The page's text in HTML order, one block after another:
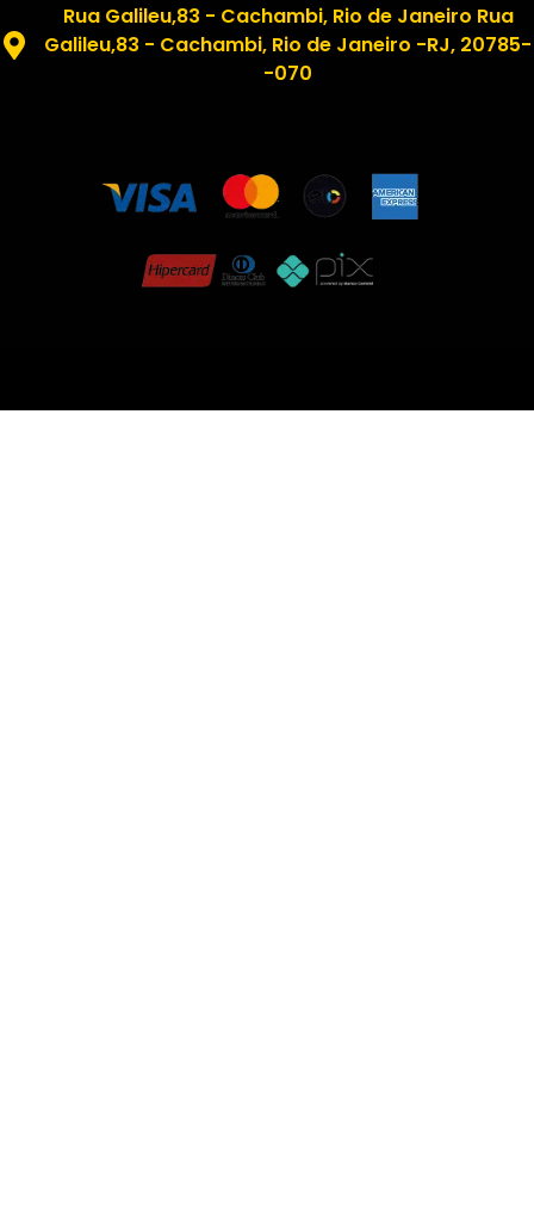
Rua Galileu,83 - Cachambi, Rio de Janeiro Rua
Galileu,83 - Cachambi, Rio de Janeiro -RJ, 20785-
-070